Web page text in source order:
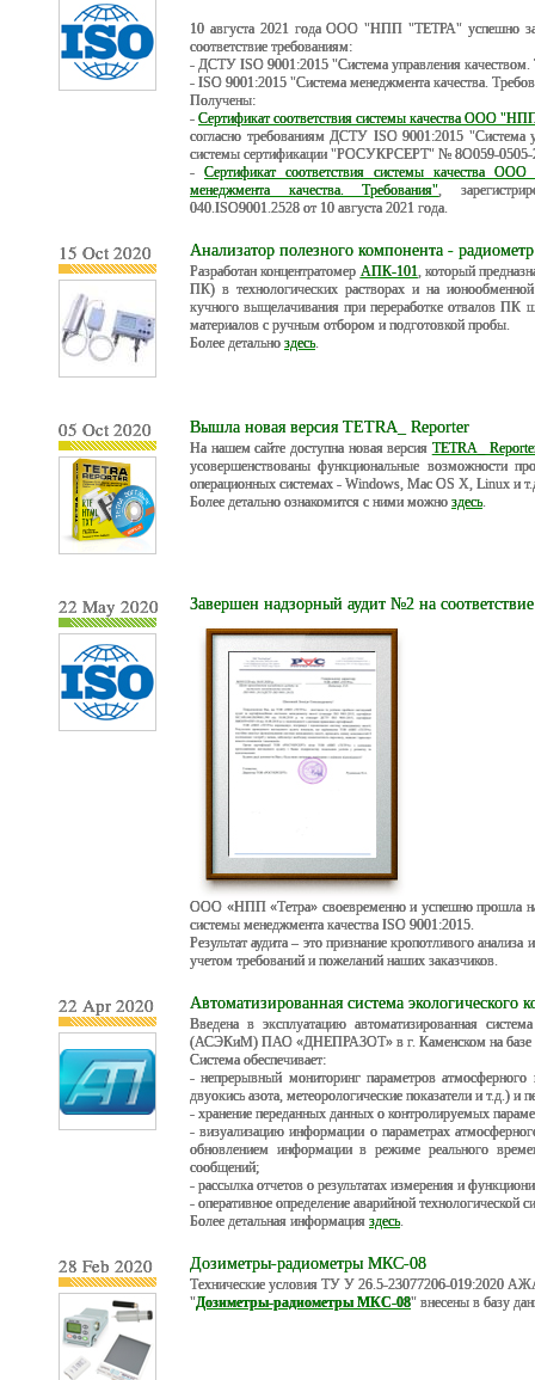
10 августа 2021 года ООО "НПП "ТЕТРА" успешно
соответствие требованиям:
- ДСТУ ISO 9001:2015 "Система управления качеством.
- ISO 9001:2015 "Система менеджмента качества.
Получены:
- Сертификат соответствия системы качества ООО
согласно требованиям ДСТУ ISO 9001:2015 "Система
системы сертификации "РОСУКРСЕРТ" № 8О059-0505-
-Сертификат соответствия системы качества
менеджмента качества. Требования",
040.ISO9001.2528 от 10 августа 2021 года.
15 Oct 2020 Анализатор полезного компонента -
Разработан концентратомер АПК-101, который
ПК) в технологических растворах и на
кучного выщелачивания при переработке отвалов
материалов с ручным отбором и подготовкой пробы.
Более детально здесь.
05 Oct 2020 Вышла новая версия TETRA_ Reporter
На нашем сайте доступна новая версия TETRA_
усовершенствованы функциональные возможности
операционных системах - Windows, Mac OS X, Linux и
Более детально ознакомится с ними можно здесь.
22 May 2020 Завершен надзорный аудит №2 на
ООО «НПП «Тетра» своевременно и успешно прошла
системы менеджмента качества ISO 9001:2015.
Результат аудита – это признание кропотливого
учетом требований и пожеланий наших заказчиков.
22 Apr 2020 Автоматизированная система экологического
Введена в эксплуатацию автоматизированная
(АСЭКиМ) ПАО «ДНЕПРАЗОТ» в г. Каменском на базе
Система обеспечивает:
- непрерывный мониторинг параметров
двуокись азота, метеорологические показатели и т.д.)
- хранение переданных данных о контролируемых
- визуализацию информации о параметрах
обновлением информации в режиме реального
сообщений;
- рассылка отчетов о результатах измерения и
- оперативное определение аварийной технологической
Более детальная информация здесь.
28 Feb 2020 Дозиметры-радиометры МКС-08
Технические условия ТУ У 26.5-23077206-019:2020
"Дозиметры-радиометры МКС-08" внесены в базу